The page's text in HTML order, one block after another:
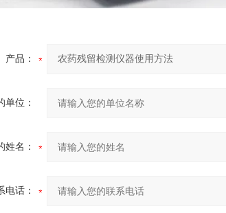
产品：
单位：
姓名：
电话：